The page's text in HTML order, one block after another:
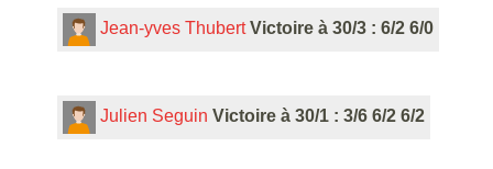
Jean-yves Thubert Victoire à 30/3 : 6/2 6/0
Julien Seguin Victoire à 30/1 : 3/6 6/2 6/2